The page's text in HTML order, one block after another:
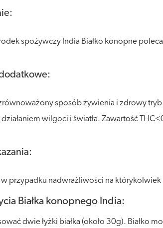
spożywczy India Białko konopne
sposób żywienia i zdrowy
wilgoci i światła. Zawartość
przypadku nadwrażliwości na którykolwiek
Białka konopnego India:
dwie łyżki białka (około 30g).